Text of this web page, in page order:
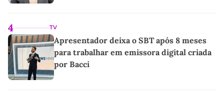
4 TV
Apresentador deixa o SBT após 8 meses
para trabalhar em emissora digital criada
por Bacci